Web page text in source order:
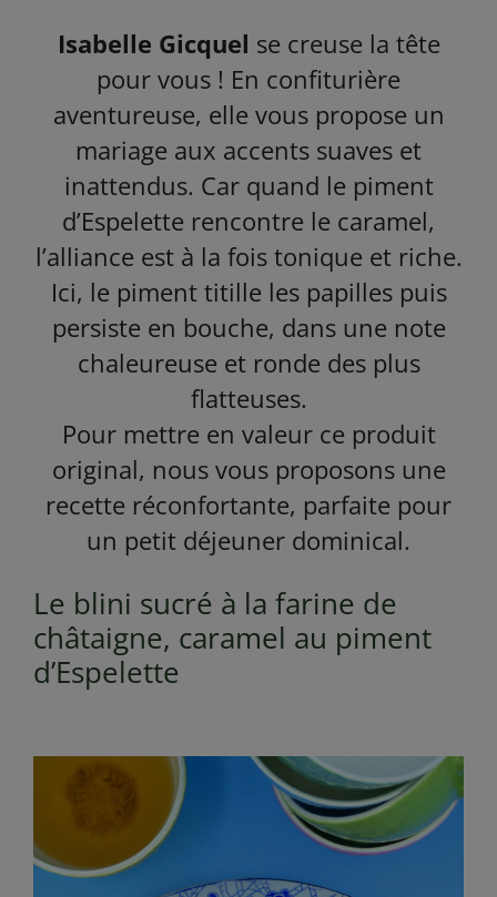
Isabelle Gicquel se creuse la tête
pour vous ! En confiturière
aventureuse, elle vous propose un
mariage aux accents suaves et
inattendus. Car quand le piment
d’Espelette rencontre le caramel,
l’alliance est à la fois tonique et riche.
Ici, le piment titille les papilles puis
persiste en bouche, dans une note
chaleureuse et ronde des plus
flatteuses.
Pour mettre en valeur ce produit
original, nous vous proposons une
recette réconfortante, parfaite pour
un petit déjeuner dominical.
Le blini sucré à la farine de
châtaigne, caramel au piment
d’Espelette